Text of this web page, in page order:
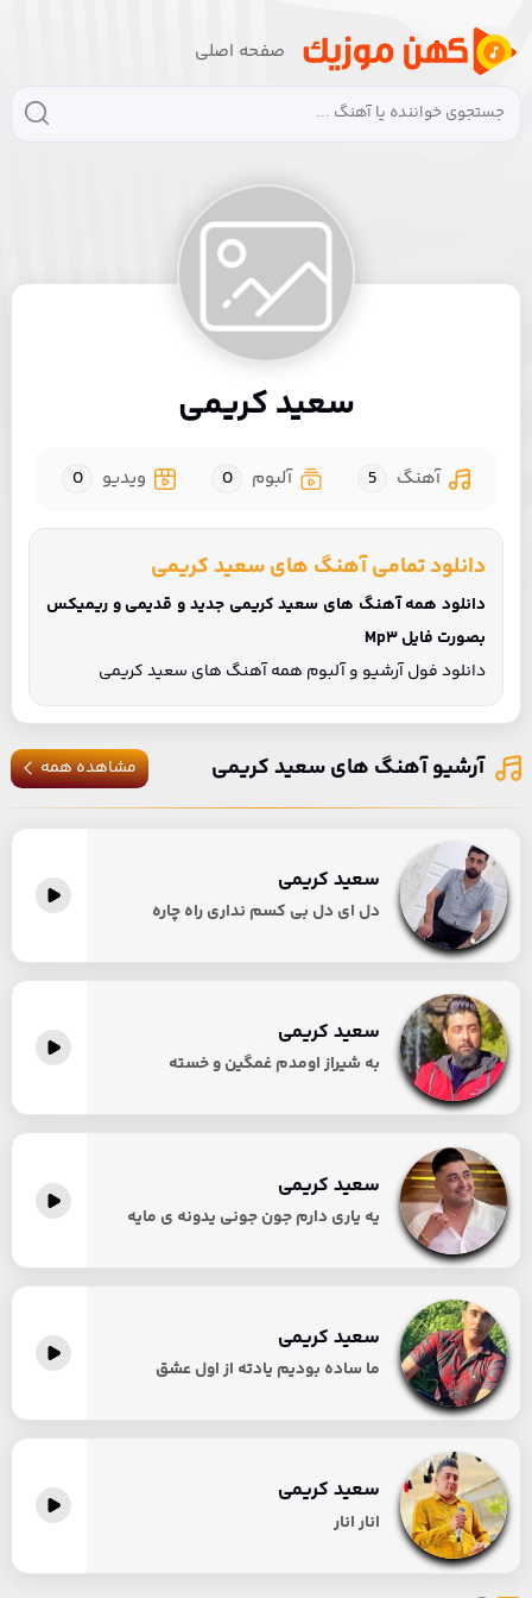
صفحه اصلی
سعید کریمی
آهنگ 5 آلبوم 0 ویدیو 0
دانلود تمامی آهنگ های سعید کریمی
دانلود همه آهنگ های سعید کریمی جدید و قدیمی و ریمیکس
بصورت فایل Mp3
دانلود فول آرشیو و آلبوم همه آهنگ های سعید کریمی
آرشیو آهنگ های سعید کریمی مشاهده همه
سعید کریمی
دل ای دل بی کسم نداری راه چاره
سعید کریمی
به شیراز اومدم غمگین و خسته
سعید کریمی
یه یاری دارم جون جونی یدونه ی مایه
سعید کریمی
ما ساده بودیم یادته از اول عشق
سعید کریمی
انار انار